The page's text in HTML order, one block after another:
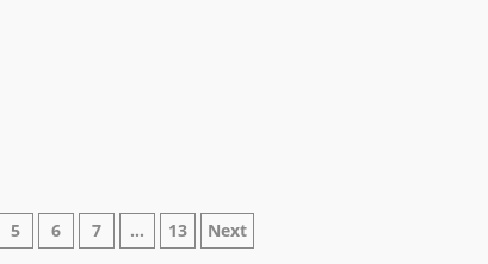
5 6 7 … 13 Next